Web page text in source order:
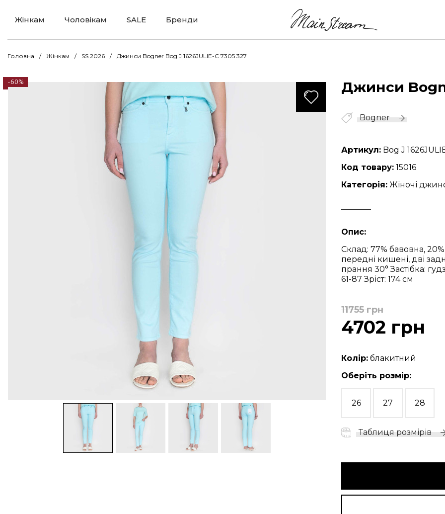
Жінкам Чоловікам SALE Бренди
Головна Жінкам SS 2026 Джинси Bogner Bog J 1626JULIE-C 7305 327
Джинси
Bogner
Артикул: Bog J
Код товару: 15016
Категорія: Жіночі
Опис:
Склад: 77% бавовна, 20%
передні кишені, дві
прання 30° Застібка:
61-87 Зріст: 174 см
-60%
242
11755 грн
4702 грн
Колір: блакитний
Оберіть розмір:
26 27 28
Таблиця розмірів